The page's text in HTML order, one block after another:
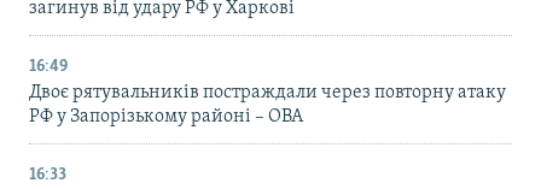
загинув від удару РФ у Харкові
16:49
Двоє рятувальників постраждали через повторну атаку
РФ у Запорізькому районі – ОВА
16:33